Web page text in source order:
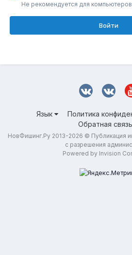
Не рекомендуется для
Войти
Язык
Политика
Обратная связь
НовФишинг.Ру 2013-2026 © Публикация
с разрешения
Powered by Invision